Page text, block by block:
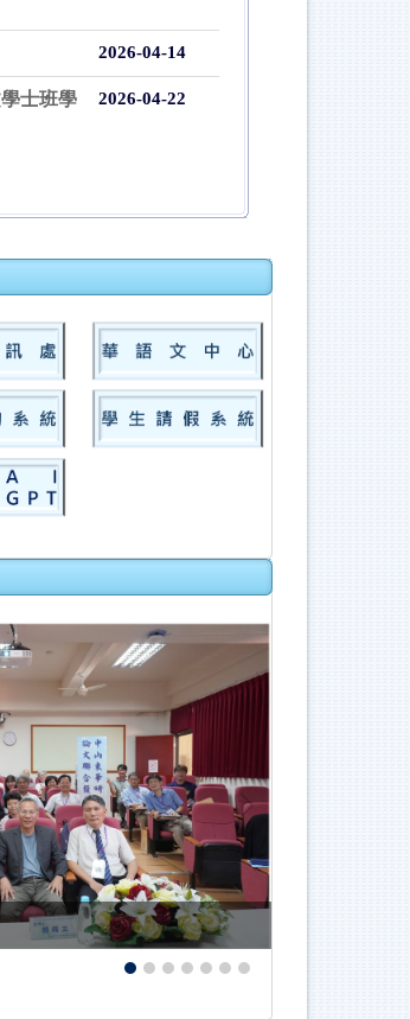
2026-04-14
士班學
2026-04-22